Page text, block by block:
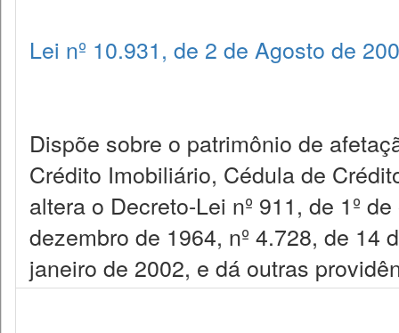
Lei nº 10.931, de 2 de Agosto de
Dispõe sobre o patrimônio de
Crédito Imobiliário, Cédula de
altera o Decreto-Lei nº 911, de 1º
dezembro de 1964, nº 4.728, de 14
janeiro de 2002, e dá outras